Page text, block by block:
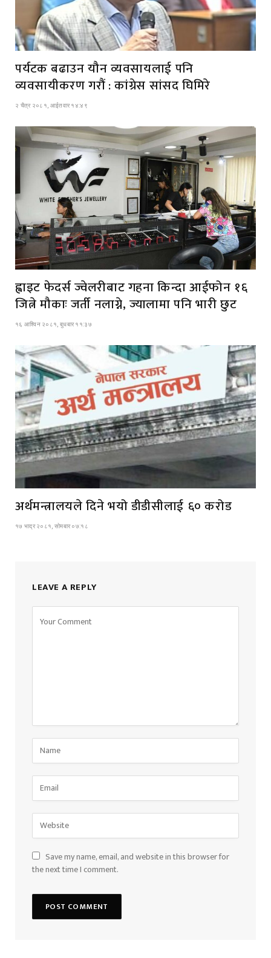
पर्यटक बढाउन यौन व्यवसायलाई पनि
व्यवसायीकरण गरौं : कांग्रेस सांसद घिमिरे
२ चैत्र २०८१, आईतवार १४:४९
ह्वाइट फेदर्स ज्वेलरीबाट गहना किन्दा आईफोन १६
जित्ने मौकाः जर्ती नलाग्ने, ज्यालामा पनि भारी छुट
१६ आश्विन २०८१, बुधबार ११:३७
अर्थमन्त्रालयले दिने भयो डीडीसीलाई ६० करोड
१७ भाद्र २०८१, सोमबार ०७:१८
LEAVE A REPLY
Save my name, email, and website in this browser for
the next time I comment.